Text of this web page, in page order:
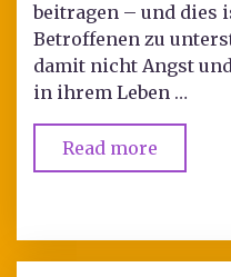
beitragen – und dies
Betroffenen zu
damit nicht Angst
in ihrem Leben …
Read more